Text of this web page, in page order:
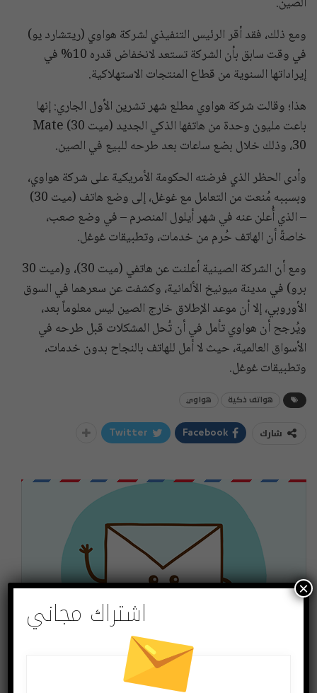
ومع ذلك، فقد أقر الرئيس التنفيذي لشركة هواوي (ريتشارد يو)
في وقت سابق بأن الشركة تستعد لانخفاض قدره 10% في
إيراداتها السنوية من قطاع المنتجات الاستهلاكية.
هذا؛ وقالت شركة هواوي مطلع شهر تشرين الأول الجاري: إنها
باعت مليون وحدة من هاتفها الذكي الجديد (ميت 30) Mate
30، وذلك خلال بضع ساعات بعد طرحه للبيع في الصين.
وأدى الحظر الذي فرضته الحكومة الأمريكية على شركة هواوي،
وبسببه مُنعت من التعامل مع غوغل، إلى وضع هاتف (ميت 30)
– الذي أُعلن عنه في شهر أيلول المنصرم – في وضع صعب،
خاصةً أن الهاتف حُرم من خدمات، وتطبيقات غوغل.
ومع أن الشركة الصينية أعلنت عن هاتفي (ميت 30)، و(ميت 30
برو) في مدينة ميونيخ الألمانية، وكشفت عن سعرهما في السوق
الأوروبي، إلا أن موعد الإطلاق خارج الصين ليس معلوماً بعد،
ويُرجح أن هواوي تأمل في أن تُحل المشكلات قبل طرحه في
الأسواق العالمية، حيث لا أمل للهاتف بالنجاح بدون خدمات،
وتطبيقات غوغل.
هواتف ذكية هواوي
شارك Facebook
Twitter
اشتراك مجاني
×